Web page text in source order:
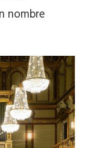
nombre